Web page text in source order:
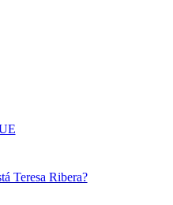
Teresa Ribera?